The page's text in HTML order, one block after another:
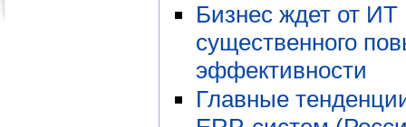
Бизнес ждет от ИТ
существенного
эффективности
Главные